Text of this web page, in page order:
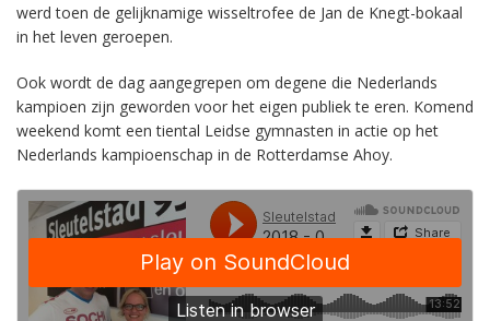
werd toen de gelijknamige wisseltrofee de Jan de Knegt-bokaal
in het leven geroepen.
Ook wordt de dag aangegrepen om degene die Nederlands
kampioen zijn geworden voor het eigen publiek te eren. Komend
weekend komt een tiental Leidse gymnasten in actie op het
Nederlands kampioenschap in de Rotterdamse Ahoy.